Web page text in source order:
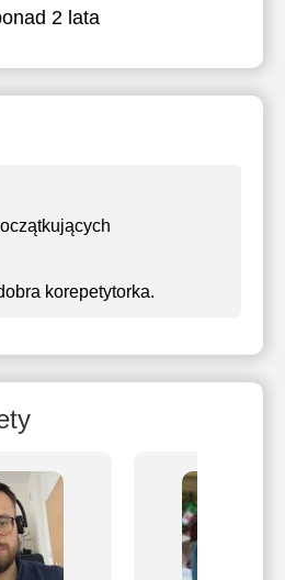
2 lata
korepetytorka.